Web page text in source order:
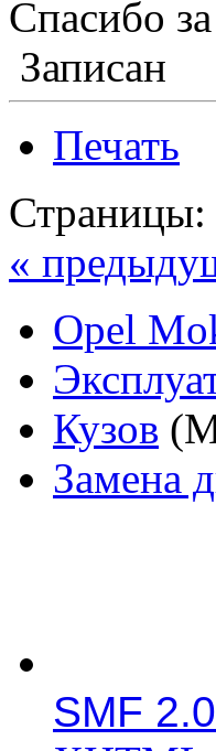
Спасибо
Записан
Печать
«
Opel
Кузов
Замена
SMF